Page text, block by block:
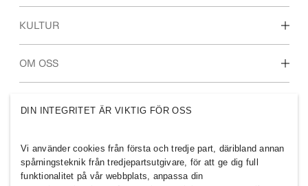
Våra arbetsområden
KULTUR
Vår kultur & förmåner
OM OSS
Hållbarhet
DIN INTEGRITET ÄR VIKTIG FÖR OSS
Vi använder cookies från första och tredje part, däribland annan
spårningsteknik från tredjepartsutgivare, för att ge dig full
funktionalitet på vår webbplats, anpassa din